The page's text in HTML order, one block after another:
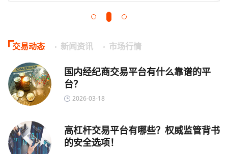
交易动态 新闻资讯 市场行情
国内经纪商交易平台有什么靠谱的平
台？
2026-03-18
高杠杆交易平台有哪些？权威监管背书
的安全选项！